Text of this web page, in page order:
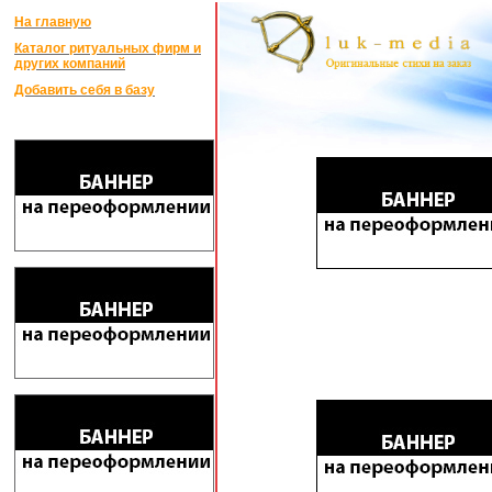
На главную
Каталог ритуальных фирм и
других компаний
Добавить себя в базу